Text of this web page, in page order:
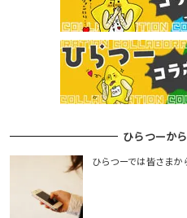
ひらつーか
ひらつーでは皆さまか